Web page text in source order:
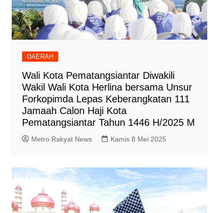
DAERAH
Wali Kota Pematangsiantar Diwakili
Wakil Wali Kota Herlina bersama Unsur
Forkopimda Lepas Keberangkatan 111
Jamaah Calon Haji Kota
Pematangsiantar Tahun 1446 H/2025 M
Metro Rakyat News Kamis 8 Mei 2025